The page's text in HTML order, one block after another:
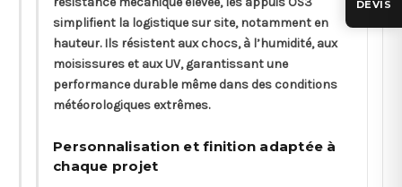
simplifient la logistique sur site, notamment en
hauteur. Ils résistent aux chocs, à l’humidité, aux
moisissures et aux UV, garantissant une
performance durable même dans des conditions
météorologiques extrêmes.
Personnalisation et finition adaptée à
chaque projet
DEVIS